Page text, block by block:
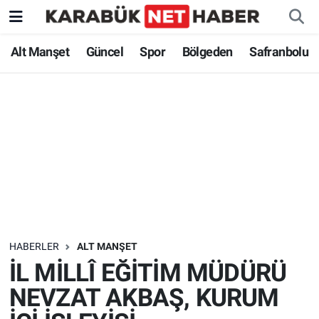
Alt Manşet Güncel Spor Bölgeden Safranbolu
HABERLER ALT MANŞET
İL MİLLÎ EĞİTİM MÜDÜRÜ
NEVZAT AKBAŞ, KURUM